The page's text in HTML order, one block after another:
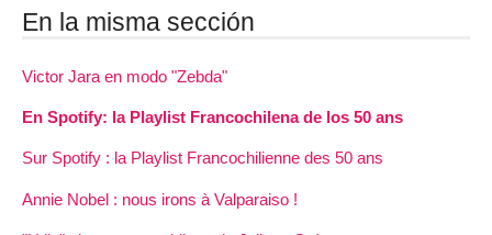
En la misma sección
Victor Jara en modo "Zebda"
En Spotify: la Playlist Francochilena de los 50 ans
Sur Spotify : la Playlist Francochilienne des 50 ans
Annie Nobel : nous irons à Valparaiso !